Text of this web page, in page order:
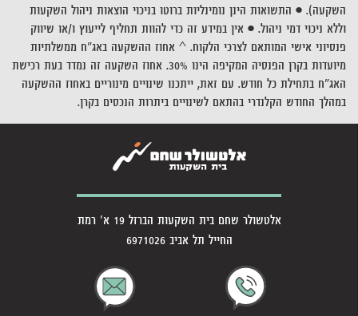
השקעה). • התשואות הינן נומינליות ברוטו בניכוי הוצאות ניהול השקעות
וללא ניכוי דמי ניהול. • אין במידע זה כדי להוות תחליף לייעוץ ו/או שיווק
פנסיוני אישי המותאם לצרכי הלקוח. ^ אחוז ההשקעה באג"ח ממשלתיות
מיועדות בקרן הפנסיה המקיפה הינו 30%. אחוז השקעה זה נמדד בעת רכישת
האג"ח בתחילת כל חודש. עם זאת, ייתכנו שינויים מינוריים באחוז ההשקעה
במהלך החודש הקלנדרי בהתאם לשינויים ביתרות הנכסים בקרן.
אלטשולר שחם בית השקעות הברזל 19 א' רמת
החייל תל אביב 6971026